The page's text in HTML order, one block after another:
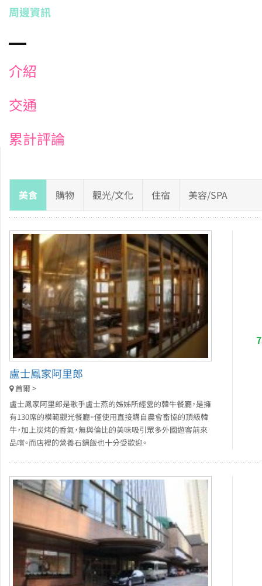
周邊資訊
介紹
交通
累計評論
美食 購物 觀光/文化 住宿 美容/SPA
盧士鳳家阿里郎
首爾 >
盧士鳳家阿里郎是歌手盧士燕的姊姊所經營的韓牛餐廳，是擁
有130席的模範觀光餐廳。僅使用直接購自農會畜協的頂級韓
牛，加上炭烤的香氣，無與倫比的美味吸引眾多外國遊客前來
品嚐。而店裡的營養石鍋飯也十分受歡迎。